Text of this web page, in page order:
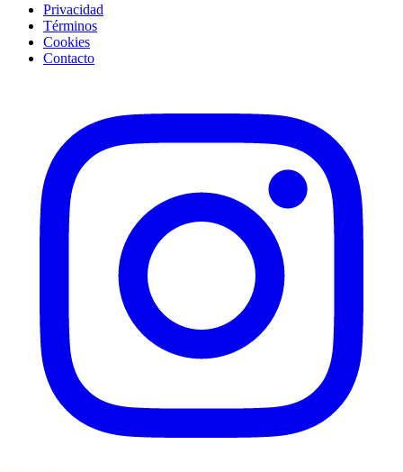
Privacidad
Términos
Cookies
Contacto